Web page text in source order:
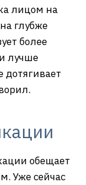
лицом на
глубже
более
лучше
обещает
Уже сейчас